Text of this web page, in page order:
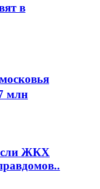
в
млн
ЖКХ